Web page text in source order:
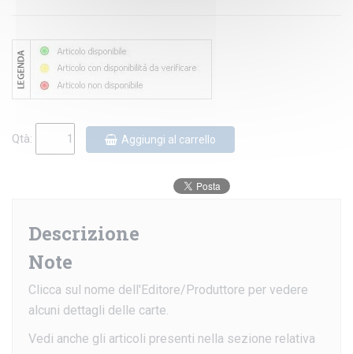
Qtà: Aggiungi al carrello
Descrizione
Note
Clicca sul nome dell'Editore/Produttore per vedere
alcuni dettagli delle carte.
Vedi anche gli articoli presenti nella sezione relativa